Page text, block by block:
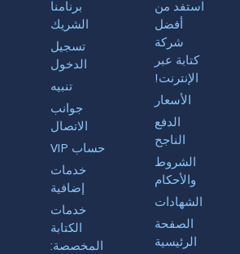
استفد من
أفضل
شركة
كتابة عبر
الإنترنت!
الأسعار
الدفع
الناجح
الشروط
والأحكام
الشهادات
الصفحة
الرئيسية
برنامنا
الشريك
تسجيل
الدخول
تنبيه
جوانب
الاتصال
حساب VIP
خدمات
إضافية
خدمات
الكتابة
المخصصة: